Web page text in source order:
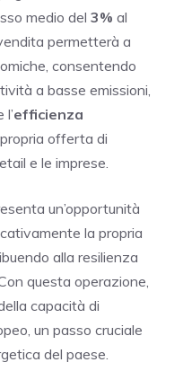
medio del 3% al
permetterà a
consentendo
a basse emissioni,
l’efficienza
offerta di
e le imprese.
un’opportunità
la propria
alla resilienza
Con questa operazione,
capacità di
un passo cruciale
del paese.